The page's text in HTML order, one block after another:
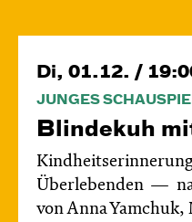
Di, 01.12. /
JUNGES
Blinde­kuh
Überlebenden
von Anna Yamchuk,